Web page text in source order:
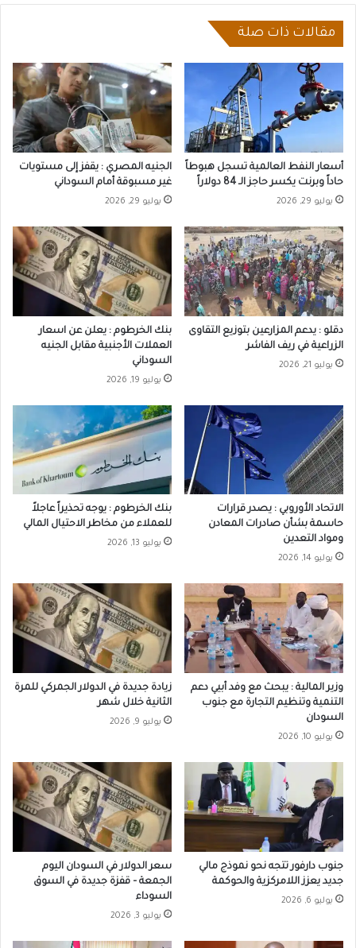
مقالات ذات صلة
أسعار النفط العالمية تسجل هبوطاً
حاداً وبرنت يكسر حاجز الـ 84 دولاراً
يوليو 29, 2026
الجنيه المصري : يقفز إلى مستويات
غير مسبوقة أمام السوداني
يوليو 29, 2026
دقلو : يدعم المزارعين بتوزيع التقاوى
الزراعية في ريف الفاشر
يوليو 21, 2026
بنك الخرطوم : يعلن عن اسعار
العملات الأجنبية مقابل الجنيه
السوداني
يوليو 19, 2026
الاتحاد الأوروبي : يصدر قرارات
حاسمة بشأن صادرات المعادن
ومواد التعدين
يوليو 14, 2026
بنك الخرطوم : يوجه تحذيراً عاجلاً
للعملاء من مخاطر الاحتيال المالي
يوليو 13, 2026
وزير المالية : يبحث مع وفد أبيي دعم
التنمية وتنظيم التجارة مع جنوب
السودان
يوليو 10, 2026
زيادة جديدة في الدولار الجمركي للمرة
الثانية خلال شهر
يوليو 9, 2026
جنوب دارفور تتجه نحو نموذج مالي
جديد يعزز اللامركزية والحوكمة
يوليو 6, 2026
سعر الدولار في السودان اليوم
الجمعة – قفزة جديدة في السوق
السوداء
يوليو 3, 2026